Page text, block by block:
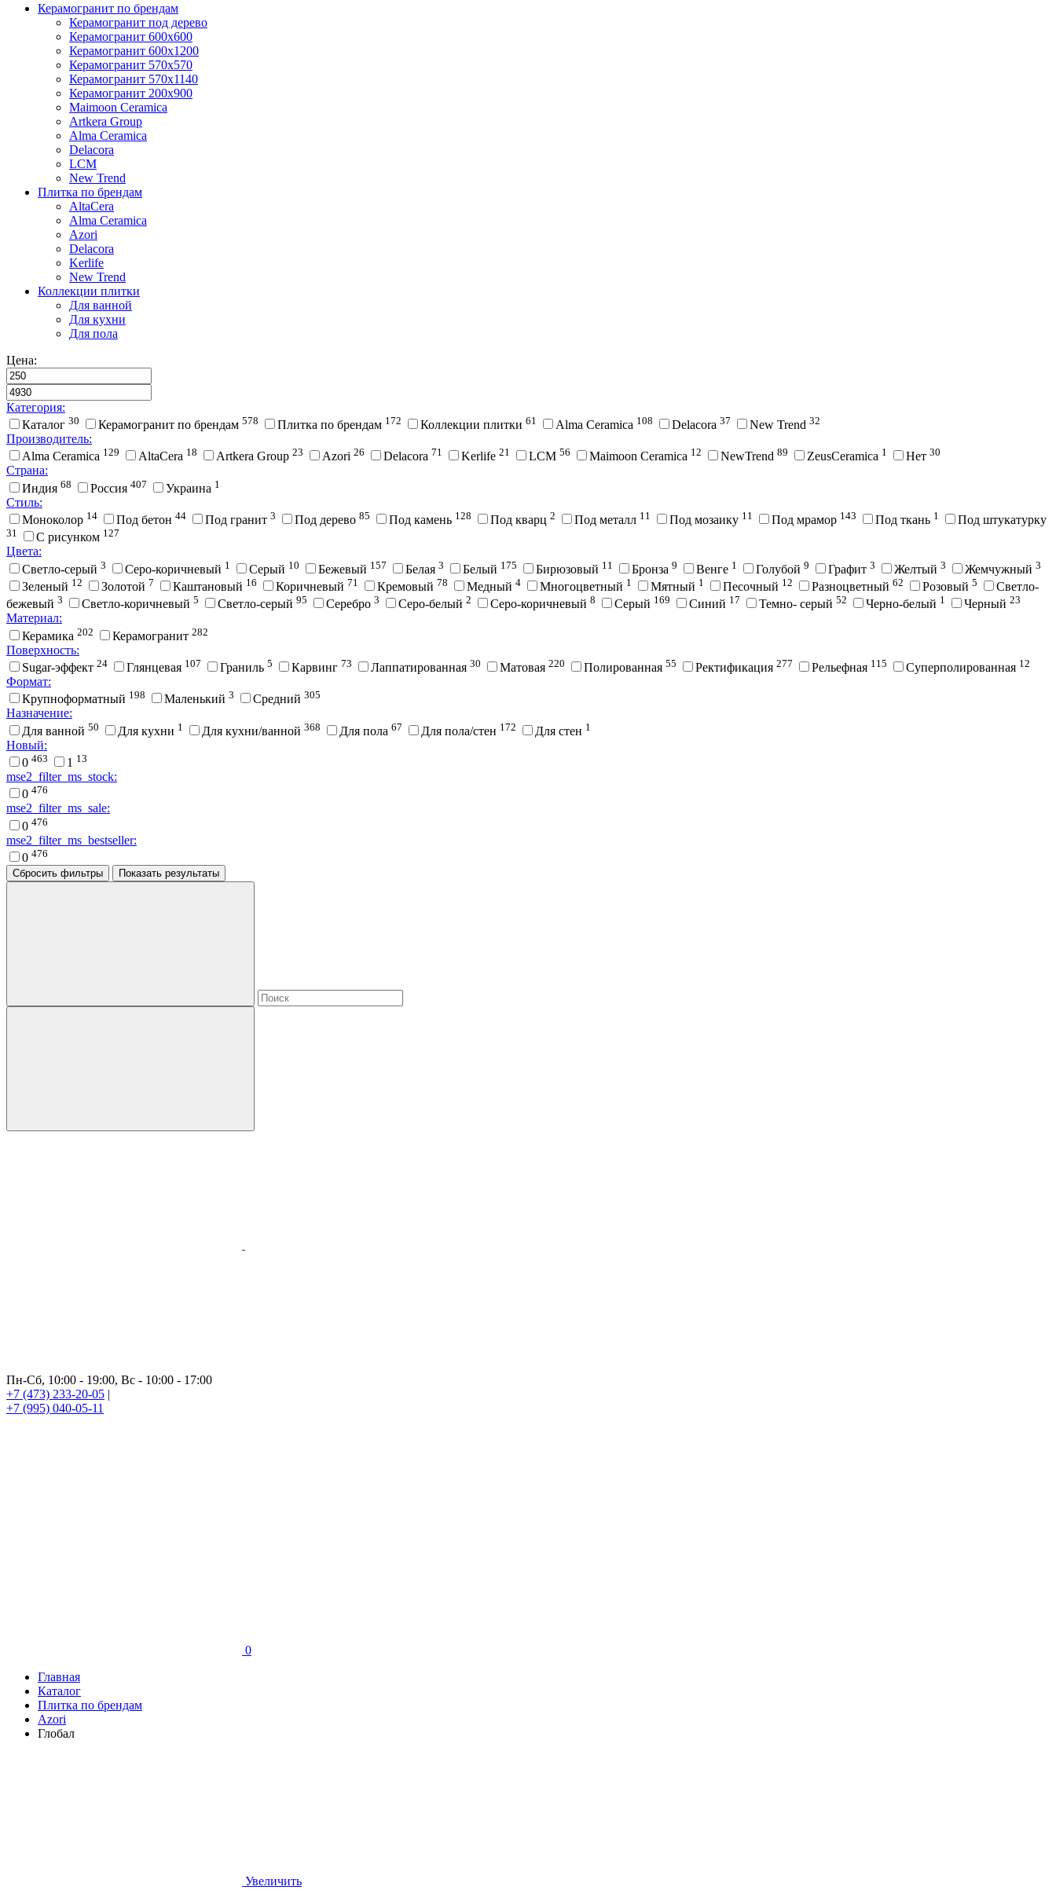
Керамогранит по брендам
Керамогранит под дерево
Керамогранит 600x600
Керамогранит 600x1200
Керамогранит 570x570
Керамогранит 570x1140
Керамогранит 200x900
Maimoon Ceramica
Artkera Group
Alma Ceramica
Delacora
LCM
New Trend
Плитка по брендам
AltaCera
Аlma Ceramica
Azori
Delacora
Kerlife
New Trend
Коллекции плитки
Для ванной
Для кухни
Для пола
Цена:
Категория:
Каталог 30 Керамогранит по брендам 578 Плитка по брендам 172 Коллекции плитки 61 Alma Ceramica 108 Delacora 37 New Trend 32
Производитель:
Alma Ceramica 129 AltaCera 18 Artkera Group 23 Azori 26 Delacora 71 Kerlife 21 LCM 56 Maimoon Ceramica 12 NewTrend 89 ZeusCeramica 1 Нет 30
Страна:
Индия 68 Россия 407 Украина 1
Стиль:
Моноколор 14 Под бетон 44 Под гранит 3 Под дерево 85 Под камень 128 Под кварц 2 Под металл 11 Под мозаику 11 Под мрамор 143 Под ткань 1 Под штукатурку
31 С рисунком 127
Цвета:
Cветло-серый 3 Cеро-коричневый 1 Cерый 10 Бежевый 157 Белая 3 Белый 175 Бирюзовый 11 Бронза 9 Венге 1 Голубой 9 Графит 3 Желтый 3 Жемчужный 3
Зеленый 12 Золотой 7 Каштановый 16 Коричневый 71 Кремовый 78 Медный 4 Многоцветный 1 Мятный 1 Песочный 12 Разноцветный 62 Розовый 5
Светло-
бежевый 3 Светло-коричневый 5 Светло-серый 95 Серебро 3 Серо-белый 2 Серо-коричневый 8 Серый 169 Синий 17 Темно- серый 52 Черно-белый 1 Черный 23
Материал:
Керамика 202 Керамогранит 282
Поверхность:
Sugar-эффект 24 Глянцевая 107 Граниль 5 Карвинг 73 Лаппатированная 30 Матовая 220 Полированная 55 Ректификация 277 Рельефная 115 Суперполированная 12
Формат:
Крупноформатный 198 Маленький 3 Средний 305
Назначение:
Для ванной 50 Для кухни 1 Для кухни/ванной 368 Для пола 67 Для пола/стен 172 Для стен 1
Новый:
0 463 1 13
mse2_filter_ms_stock:
0 476
mse2_filter_ms_sale:
0 476
mse2_filter_ms_bestseller:
0 476
Сбросить фильтры
Показать результаты
Пн-Сб, 10:00 - 19:00, Вс - 10:00 - 17:00
+7 (473) 233-20-05 |
+7 (995) 040-05-11
0
Главная
Каталог
Плитка по брендам
Azori
Глобал
Увеличить